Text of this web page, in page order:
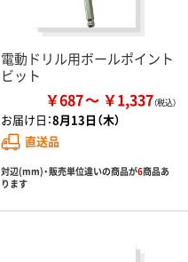
電動ドリル用ボールポイント
ビット
￥687 ￥1,337
お届け日：8月13日（木）
直送品
対辺(mm)・販売単位違いの商品が6商品あ
ります